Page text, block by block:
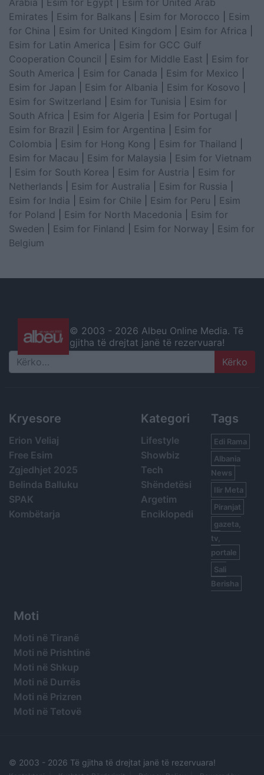
Arabia
Esim for Egypt
Esim for United Arab
Emirates
Esim for Balkans Esim for Morocco
Esim
for China
Esim for United Kingdom Esim for Africa
Esim for Latin America
Esim for GCC Gulf
Cooperation Council
Esim for Middle East
Esim for
South America
Esim for Canada Esim for Mexico
Esim for Japan
Esim for Albania Esim for Kosovo
Esim for Switzerland
Esim for Tunisia
Esim for
South Africa
Esim for Algeria Esim for Portugal
Esim for Brazil
Esim for Argentina
Esim for
Colombia
Esim for Hong Kong Esim for Thailand
Esim for Macau
Esim for Malaysia
Esim for Vietnam
Esim for South Korea Esim for Austria
Esim for
Netherlands
Esim for Australia Esim for Russia
Esim for India
Esim for Chile Esim for Peru
Esim
for Poland
Esim for North Macedonia
Esim for
Sweden
Esim for Finland Esim for Norway
Esim for
Belgium
© 2003 - 2026 Albeu Online Media. Të
gjitha të drejtat janë të rezervuara!
Search
Kryesore
Erion Veliaj
Free Esim
Zgjedhjet 2025
Belinda Balluku
SPAK
Kombëtarja
Kategori
Lifestyle
Showbiz
Tech
Shëndetësi
Argetim
Enciklopedi
Tags
Edi Rama
Albania
News
Ilir Meta
Piranjat
gazeta,
tv,
portale
Sali
Berisha
Moti
Moti në Tiranë
Moti në Prishtinë
Moti në Shkup
Moti në Durrës
Moti në Prizren
Moti në Tetovë
© 2003 - 2026 Të gjitha të drejtat janë të rezervuara!